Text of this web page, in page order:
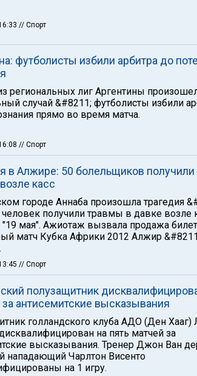
// Спорт
футболисты избили арбитра до
региональных лиг Аргентины
случай &#8211; футболисты избили
прямо во время матча.
// Спорт
в Алжире: 50 болельщиков
касс
городе Аннаба произошла трагедия
получили травмы в давке возле
"19 мая". Ажиотаж вызвала продажа
матч Кубка Африки 2012 Алжир
// Спорт
полузащитник
за антисемитские высказывания
голландского клуба АДО (Ден Хааг)
на пять матчей за
высказывания. Тренер Джон Ван
нападающий Чарлтон Висенто
на 1 игру.